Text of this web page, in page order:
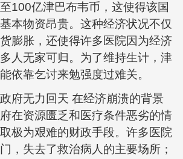
100亿津巴布韦币，这使得该国
本物资昂贵。这种经济状况不仅
膨胀，还使得许多医院因为经济
人无家可归。为了维持生计，津
依靠乞讨来勉强度过难关。
府无力回天 在经济崩溃的背景
在资源匮乏和医疗条件恶劣的情
极为艰难的财政手段。许多医院
，失去了救治病人的主要场所；